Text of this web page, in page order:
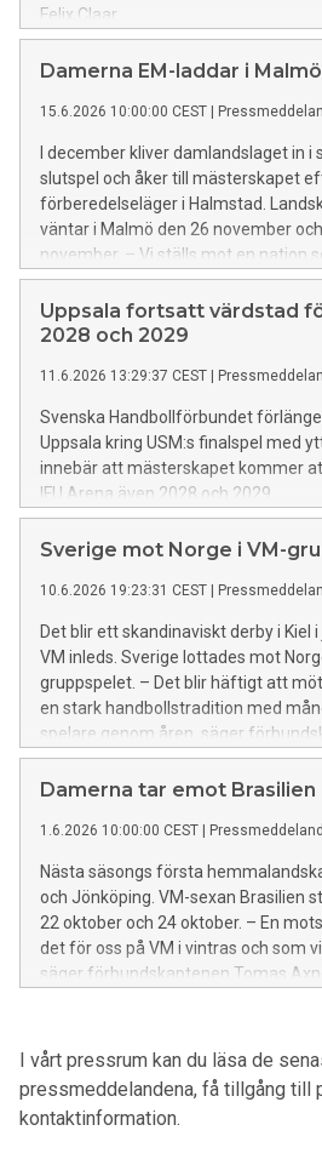
Felix Claar.
Damerna EM-laddar i
15.6.2026 10:00:00 CEST |
I december kliver damlandslaget in i
slutspel och åker till mästerskapet
förberedelseläger i Halmstad.
väntar i Malmö den 26 november
november. – Vi ställs mot en nation
som blivit en regelbunden deltagare
förbundskaptenen Tomas Axnér.
Uppsala fortsatt värdstad
2028 och 2029
11.6.2026 13:29:37 CEST |
Svenska Handbollförbundet
Uppsala kring USM:s finalspel med
innebär att mästerskapet kommer
IFU Arena även 2028 och 2029.
Sverige mot Norge i VM-
10.6.2026 19:23:31 CEST |
Det blir ett skandinaviskt derby i Kiel
VM inleds. Sverige lottades mot
gruppspelet. – Det blir häftigt att
en stark handbollstradition med
spelare genom åren, säger
Apelgren.
Damerna tar emot
1.6.2026 10:00:00 CEST |
Nästa säsongs första
och Jönköping. VM-sexan Brasilien
22 oktober och 24 oktober. – En
det för oss på VM i vintras och som
säger förbundskaptenen Tomas
I vårt pressrum kan du läsa de
pressmeddelandena, få tillgång till
kontaktinformation.